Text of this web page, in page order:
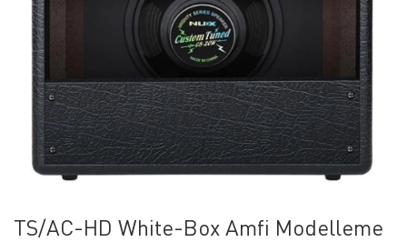
TS/AC-HD White-Box Amfi Modelleme